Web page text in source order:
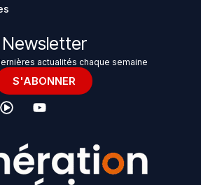
Newsletter
actualités chaque semaine
S'ABONNER